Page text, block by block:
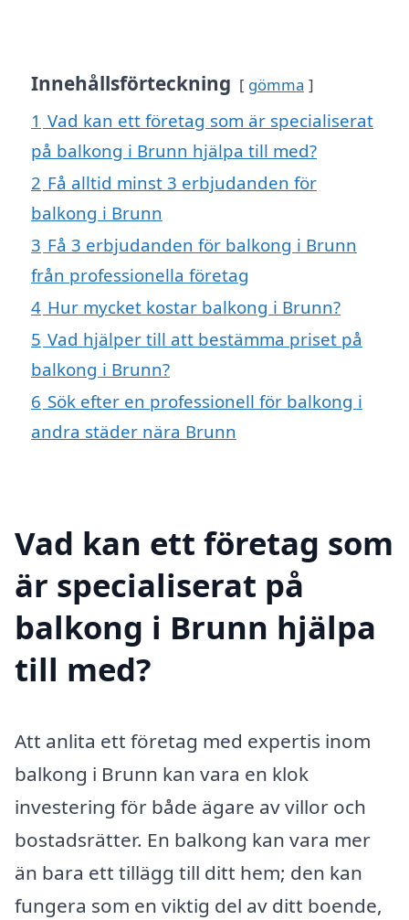
Innehållsförteckning gömma
1 Vad kan ett företag som är specialiserat
på balkong i Brunn hjälpa till med?
2 Få alltid minst 3 erbjudanden för
balkong i Brunn
3 Få 3 erbjudanden för balkong i Brunn
från professionella företag
4 Hur mycket kostar balkong i Brunn?
5 Vad hjälper till att bestämma priset på
balkong i Brunn?
6 Sök efter en professionell för balkong i
andra städer nära Brunn
Vad kan ett företag som
är specialiserat på
balkong i Brunn hjälpa
till med?
Att anlita ett företag med expertis inom
balkong i Brunn kan vara en klok
investering för både ägare av villor och
bostadsrätter. En balkong kan vara mer
än bara ett tillägg till ditt hem; den kan
fungera som en viktig del av ditt boende,